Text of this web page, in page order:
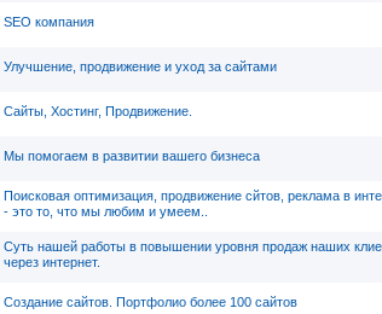
SEO компания
Улучшение, продвижение и уход за сайтами
Сайты, Хостинг, Продвижение.
Мы помогаем в развитии вашего бизнеса
Поисковая оптимизация, продвижение сйтов, реклама в
- это то, что мы любим и умеем..
Суть нашей работы в повышении уровня продаж наших
через интернет.
Создание сайтов. Портфолио более 100 сайтов